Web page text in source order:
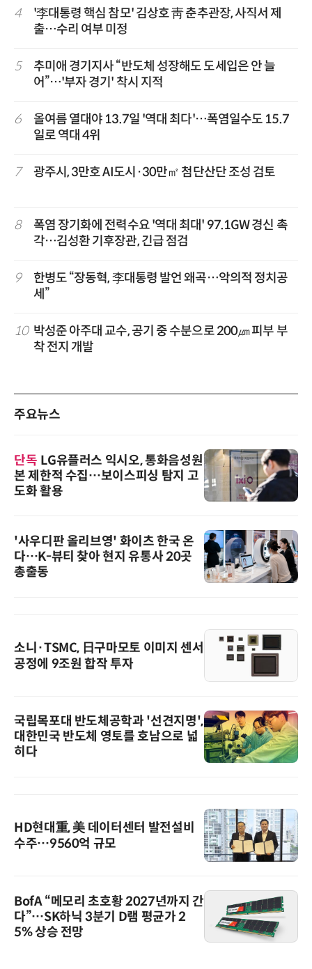
4
'李대통령 핵심 참모' 김상호 靑 춘추관장, 사직서 제
출…수리 여부 미정
5
추미애 경기지사 “반도체 성장해도 도세입은 안 늘
어”…'부자 경기' 착시 지적
6
올여름 열대야 13.7일 '역대 최다'…폭염일수도 15.7
일로 역대 4위
7 광주시, 3만호 AI도시·30만㎡ 첨단산단 조성 검토
8
폭염 장기화에 전력수요 '역대 최대' 97.1GW 경신 촉
각…김성환 기후장관, 긴급 점검
9
한병도 “장동혁, 李대통령 발언 왜곡…악의적 정치공
세”
10 박성준 아주대 교수, 공기 중 수분으로 200㎛ 피부 부
착 전지 개발
주요뉴스
단독 LG유플러스 익시오, 통화음성원
본 제한적 수집…보이스피싱 탐지 고
도화 활용
'사우디판 올리브영' 화이츠 한국 온
다…K-뷰티 찾아 현지 유통사 20곳
총출동
소니·TSMC, 日구마모토 이미지 센서
공정에 9조원 합작 투자
국립목포대 반도체공학과 '선견지명',
대한민국 반도체 영토를 호남으로 넓
히다
HD현대重, 美 데이터센터 발전설비
수주…9560억 규모
BofA “메모리 초호황 2027년까지 간
다”…SK하닉 3분기 D램 평균가 2
5% 상승 전망